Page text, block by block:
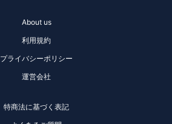
About us
利用規約
プライバシーポリシー
運営会社
特商法に基づく表記